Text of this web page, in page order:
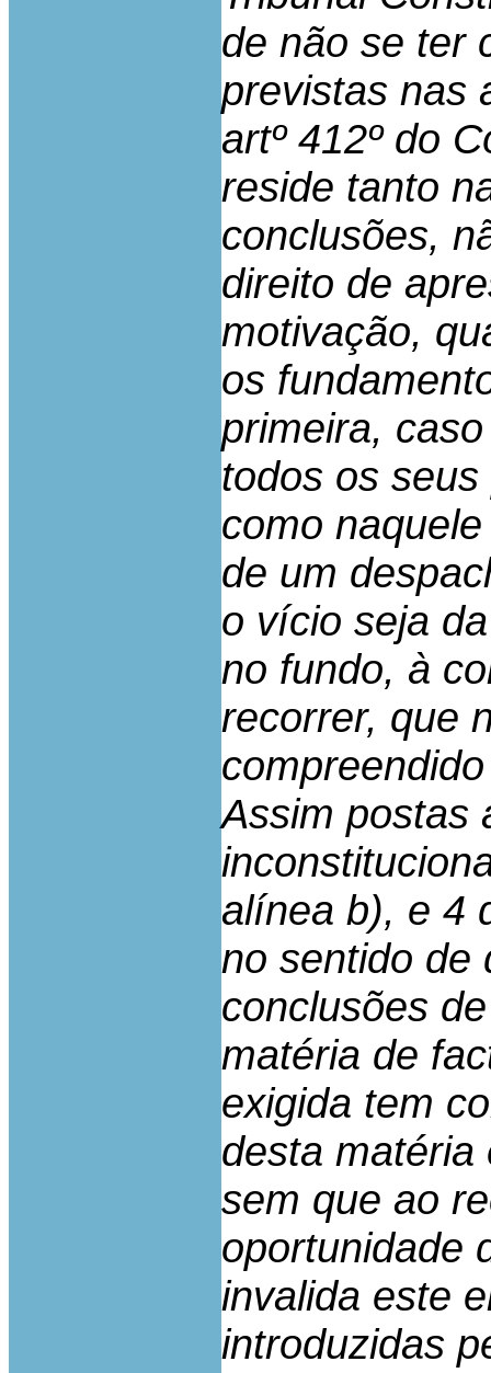
de não se ter
previstas nas
artº 412º do
reside tanto
conclusões,
direito de
motivação,
os
primeira,
todos os
como
de um
o vício seja
no fundo, à
recorrer, que
Assim postas
alínea b), e 4
no sentido de
conclusões
matéria de
exigida tem
desta matéria
sem que ao
oportunidade
invalida este
introduzidas